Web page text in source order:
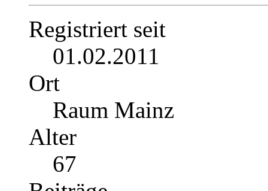
Registriert seit
01.02.2011
Ort
Raum Mainz
Alter
67